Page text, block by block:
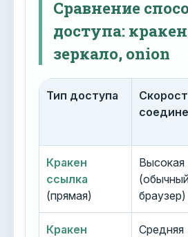
Сравнение
доступа:
зеркало, onion
Тип доступа
Кракен
ссылка
(прямая)
Высокая
браузер)
Кракен
Средняя